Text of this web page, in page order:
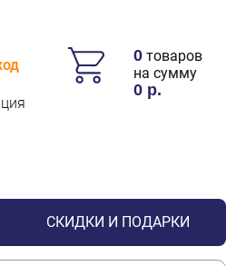
0 товаров
на сумму
0 р.
СКИДКИ И ПОДАРКИ